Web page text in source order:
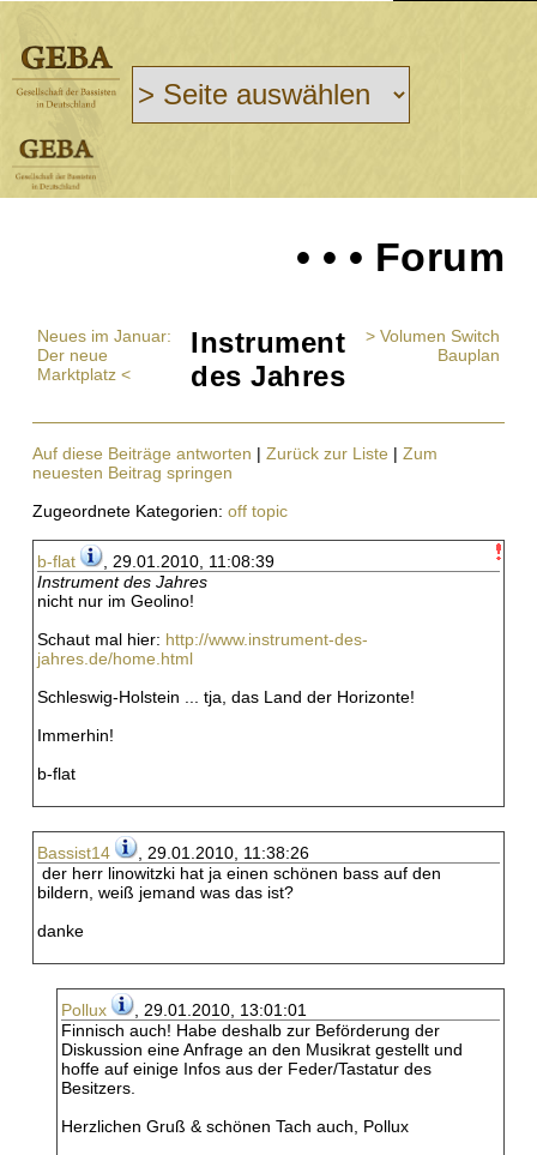
• • • Forum
Neues im Januar:
Der neue
Marktplatz <
Instrument
des Jahres
> Volumen Switch
Bauplan
Auf diese Beiträge antworten | Zurück zur Liste | Zum
neuesten Beitrag springen
Zugeordnete Kategorien: off topic
b-flat
, 29.01.2010, 11:08:39
Instrument des Jahres
nicht nur im Geolino!
Schaut mal hier: http://www.instrument-des-
jahres.de/home.html
Schleswig-Holstein ... tja, das Land der Horizonte!
Immerhin!
b-flat
Bassist14
, 29.01.2010, 11:38:26
der herr linowitzki hat ja einen schönen bass auf den
bildern, weiß jemand was das ist?
danke
Pollux
, 29.01.2010, 13:01:01
Finnisch auch! Habe deshalb zur Beförderung der
Diskussion eine Anfrage an den Musikrat gestellt und
hoffe auf einige Infos aus der Feder/Tastatur des
Besitzers.
Herzlichen Gruß & schönen Tach auch, Pollux